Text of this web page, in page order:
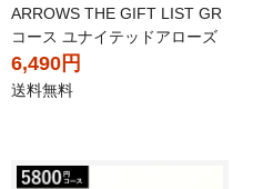
ARROWS THE GIFT LIST GR
コース ユナイテッドアローズ
6,490円
送料無料